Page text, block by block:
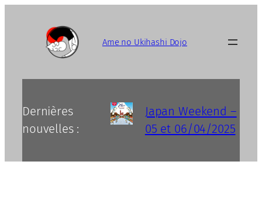
Ame no Ukihashi Dojo
Dernières
nouvelles :
Japan Weekend –
05 et 06/04/2025